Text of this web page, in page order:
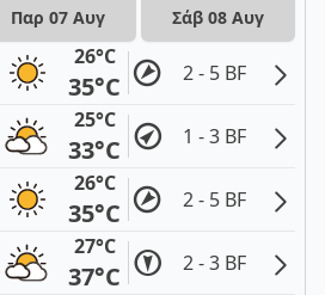
Παρ 07 Αυγ Σάβ 08 Αυγ
26°C
35°C 2 - 5 BF
25°C
33°C 1 - 3 BF
26°C
35°C 2 - 5 BF
27°C
37°C 2 - 3 BF